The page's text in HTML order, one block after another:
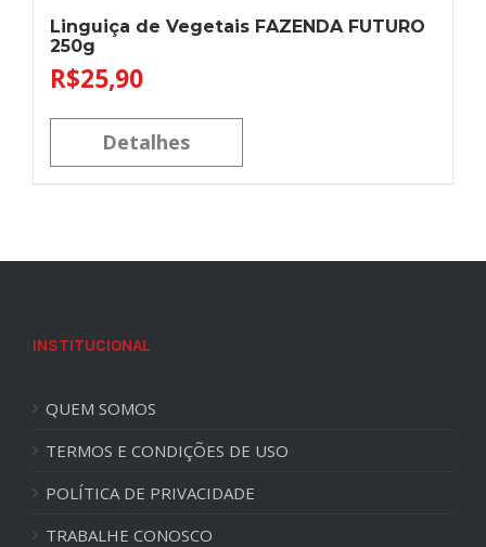
Linguiça de Vegetais FAZENDA FUTURO
250g
R$25,90
Detalhes
INSTITUCIONAL
QUEM SOMOS
TERMOS E CONDIÇÕES DE USO
POLÍTICA DE PRIVACIDADE
TRABALHE CONOSCO